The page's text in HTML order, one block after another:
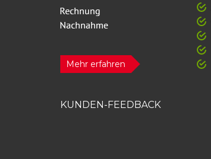
Mehr erfahren
KUNDEN-FEEDBACK